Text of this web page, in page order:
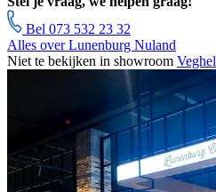
Bel 073 532 23 32
Alles over Lunenburg Nuland
Niet te bekijken in showroom Veghel